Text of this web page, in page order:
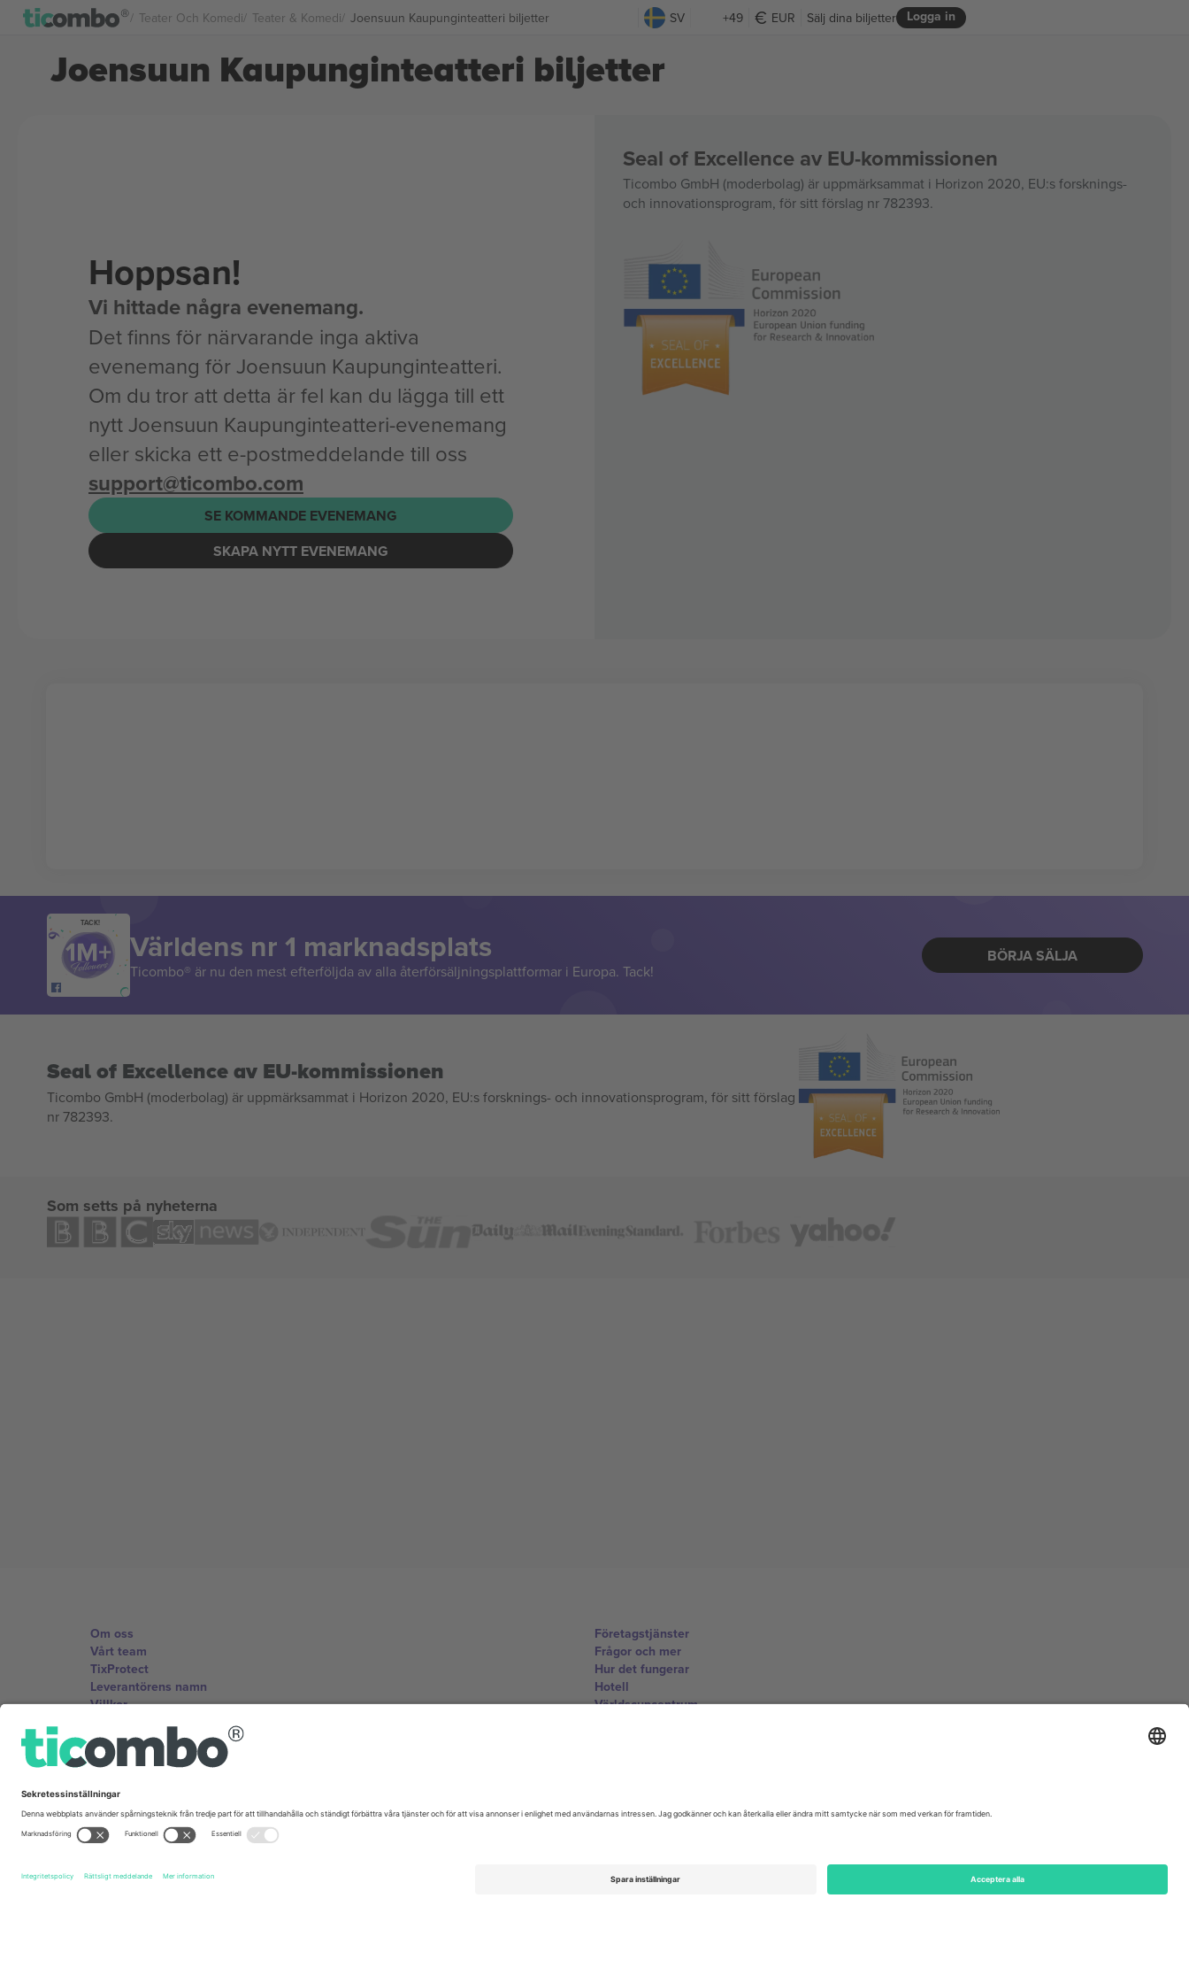
Teater Och Komedi Teater & Komedi Joensuun Kaupunginteatteri biljetter SV +49 EUR Logga in
Sälj dina biljetter
Joensuun Kaupunginteatteri biljetter
Hoppsan!
Vi hittade några evenemang.
Det finns för närvarande inga aktiva
evenemang för Joensuun Kaupunginteatteri.
Om du tror att detta är fel kan du lägga till ett
nytt Joensuun Kaupunginteatteri-evenemang
eller skicka ett e-postmeddelande till oss
support@ticombo.com
SE KOMMANDE EVENEMANG
SKAPA NYTT EVENEMANG
Seal of Excellence av EU-kommissionen
Ticombo GmbH (moderbolag) är uppmärksammat i Horizon 2020, EU:s forsknings-
och innovationsprogram, för sitt förslag nr 782393.
TACK!
Världens nr 1 marknadsplats
Ticombo® är nu den mest efterföljda av alla återförsäljningsplattformar i Europa. Tack!
BÖRJA SÄLJA
Seal of Excellence av EU-kommissionen
Ticombo GmbH (moderbolag) är uppmärksammat i Horizon 2020, EU:s forsknings- och innovationsprogram, för sitt förslag
nr 782393.
Som setts på nyheterna
Om oss
Vårt team
TixProtect
Leverantörens namn
Villkor
Affiliate-program
Företagstjänster
Frågor och mer
Hur det fungerar
Hotell
Världscupcentrum